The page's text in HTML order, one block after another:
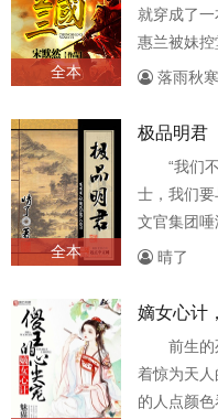
全本
就穿成了
惠兰被妹
与人私奔
落雨秋寒
全本
极品明君
“我们
士，我们要
文官集团
冒，老子
晴了
嫡女心计
前生
着惊为天
的人点颜